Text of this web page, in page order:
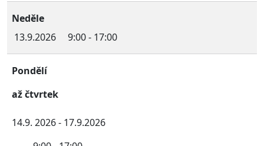
Neděle
13.9.2026 9:00 - 17:00
Pondělí
až čtvrtek
14.9. 2026 - 17.9.2026